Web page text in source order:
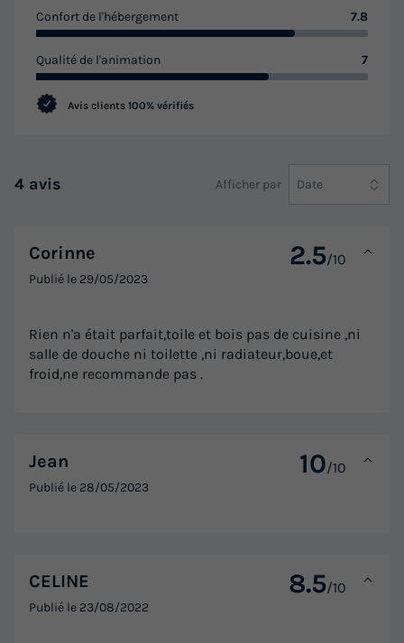
Confort de l'hébergement 7.8
Qualité de l'animation 7
Avis clients 100% vérifiés
4 avis Afficher par Date
Corinne 2.5/10
Publié le 29/05/2023
Rien n'a était parfait,toile et bois pas de cuisine ,ni
salle de douche ni toilette ,ni radiateur,boue,et
froid,ne recommande pas .
Jean 10/10
Publié le 28/05/2023
CELINE 8.5/10
Publié le 23/08/2022